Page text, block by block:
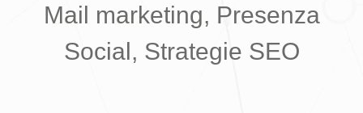
Mail marketing, Presenza
Social, Strategie SEO